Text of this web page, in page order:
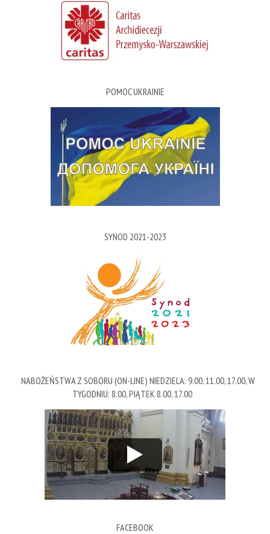
POMOC UKRAINIE
SYNOD 2021-2023
NABOŻEŃSTWA Z SOBORU (ON-LINE) NIEDZIELA: 9.00, 11.00, 17.00, W
TYGODNIU: 8.00, PIĄTEK 8.00, 17.00
FACEBOOK